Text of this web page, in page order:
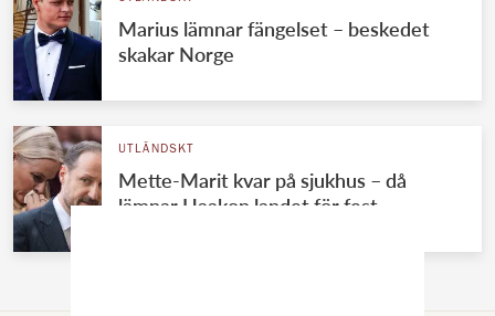
Marius lämnar fängelset – beskedet
skakar Norge
UTLÄNDSKT
Mette-Marit kvar på sjukhus – då
lämnar Haakon landet för fest